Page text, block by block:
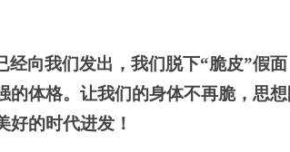
经向我们发出，我们脱下“脆皮”假
的体格。让我们的身体不再脆，思
好的时代进发！